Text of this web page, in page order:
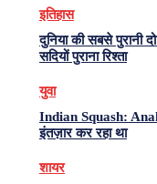
इतिहास
दुनिया की सबसे पुरानी
सदियों पुराना रिश्ता
युवा
Indian Squash:
इंतज़ार कर रहा था
शायर